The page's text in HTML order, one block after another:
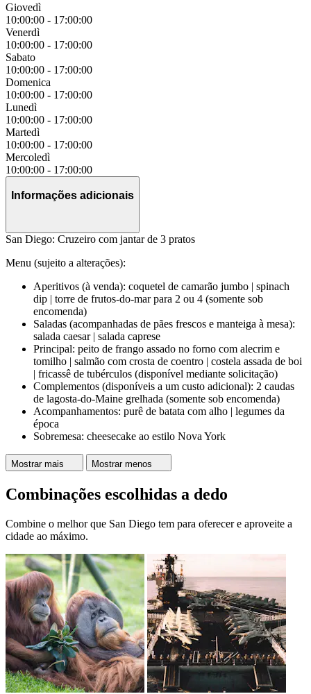
Giovedì
10:00:00 - 17:00:00
Venerdì
10:00:00 - 17:00:00
Sabato
10:00:00 - 17:00:00
Domenica
10:00:00 - 17:00:00
Lunedì
10:00:00 - 17:00:00
Martedì
10:00:00 - 17:00:00
Mercoledì
10:00:00 - 17:00:00
Informações adicionais
San Diego: Cruzeiro com jantar de 3 pratos
Menu (sujeito a alterações):
Aperitivos (à venda): coquetel de camarão jumbo | spinach
dip | torre de frutos-do-mar para 2 ou 4 (somente sob
encomenda)
Saladas (acompanhadas de pães frescos e manteiga à mesa):
salada caesar | salada caprese
Principal: peito de frango assado no forno com alecrim e
tomilho | salmão com crosta de coentro | costela assada de boi
| fricassê de tubérculos (disponível mediante solicitação)
Complementos (disponíveis a um custo adicional): 2 caudas
de lagosta-do-Maine grelhada (somente sob encomenda)
Acompanhamentos: purê de batata com alho | legumes da
época
Sobremesa: cheesecake ao estilo Nova York
Mostrar mais Mostrar menos
Combinações escolhidas a dedo
Combine o melhor que San Diego tem para oferecer e aproveite a
cidade ao máximo.